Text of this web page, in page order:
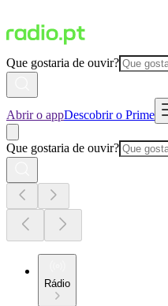
Que gostaria de ouvir?
Abrir o appDescobrir o Prime
Que gostaria de ouvir?
Rádio